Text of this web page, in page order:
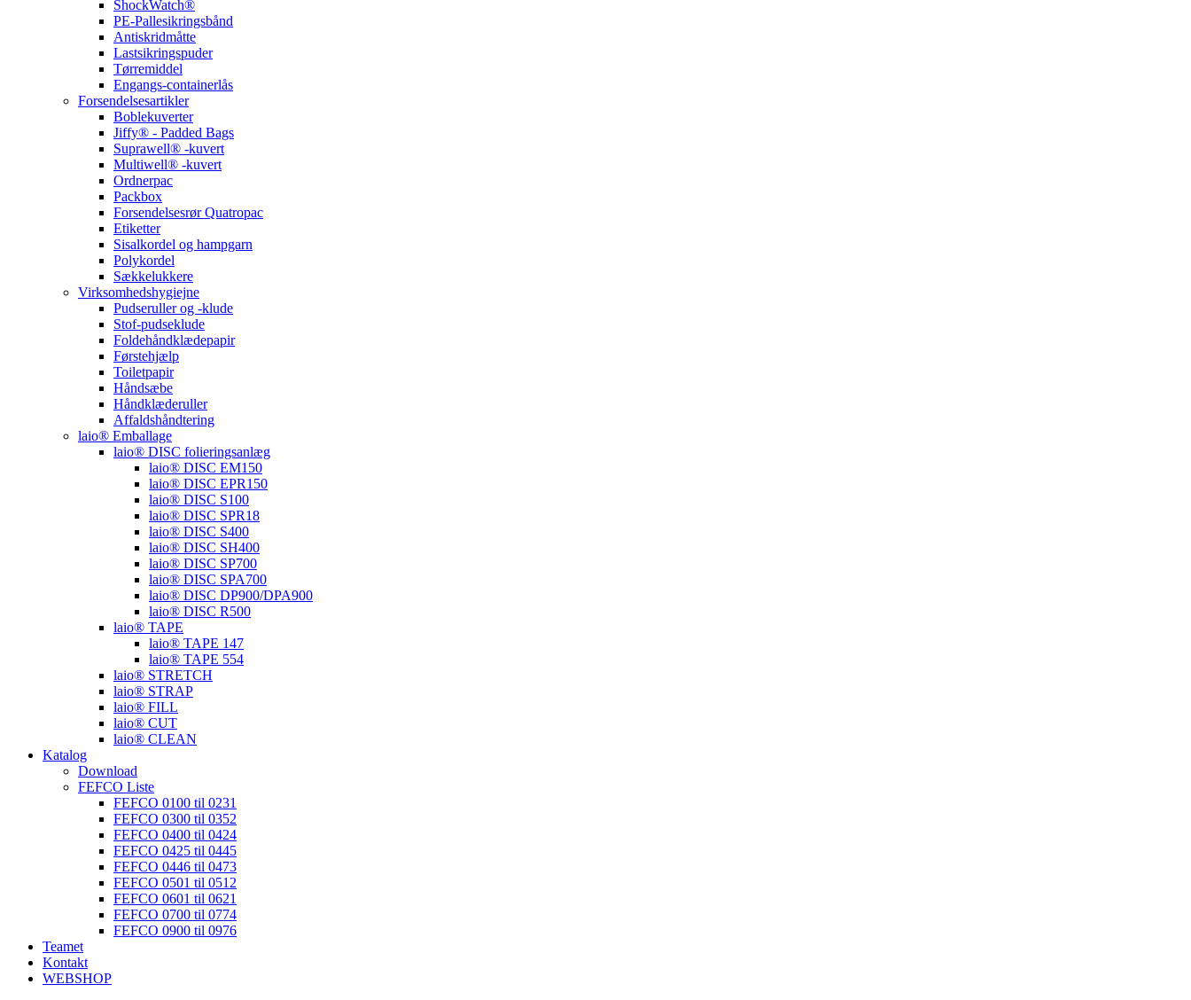
ShockWatch®
PE-Pallesikringsbånd
Antiskridmåtte
Lastsikringspuder
Tørremiddel
Engangs-containerlås
Forsendelsesartikler
Boblekuverter
Jiffy® - Padded Bags
Suprawell® -kuvert
Multiwell® -kuvert
Ordnerpac
Packbox
Forsendelsesrør Quatropac
Etiketter
Sisalkordel og hampgarn
Polykordel
Sækkelukkere
Virksomhedshygiejne
Pudseruller og -klude
Stof-pudseklude
Foldehåndklædepapir
Førstehjælp
Toiletpapir
Håndsæbe
Håndklæderuller
Affaldshåndtering
laio® Emballage
laio® DISC folieringsanlæg
laio® DISC EM150
laio® DISC EPR150
laio® DISC S100
laio® DISC SPR18
laio® DISC S400
laio® DISC SH400
laio® DISC SP700
laio® DISC SPA700
laio® DISC DP900/DPA900
laio® DISC R500
laio® TAPE
laio® TAPE 147
laio® TAPE 554
laio® STRETCH
laio® STRAP
laio® FILL
laio® CUT
laio® CLEAN
Katalog
Download
FEFCO Liste
FEFCO 0100 til 0231
FEFCO 0300 til 0352
FEFCO 0400 til 0424
FEFCO 0425 til 0445
FEFCO 0446 til 0473
FEFCO 0501 til 0512
FEFCO 0601 til 0621
FEFCO 0700 til 0774
FEFCO 0900 til 0976
Teamet
Kontakt
WEBSHOP